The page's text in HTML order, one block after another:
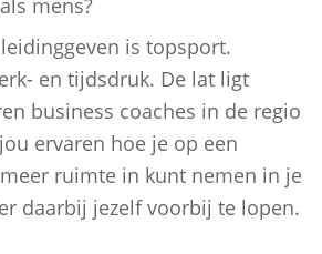
mens?
is topsport.
en tijdsdruk. De lat ligt
business coaches in de regio
ervaren hoe je op een
ruimte in kunt nemen in je
daarbij jezelf voorbij te lopen.